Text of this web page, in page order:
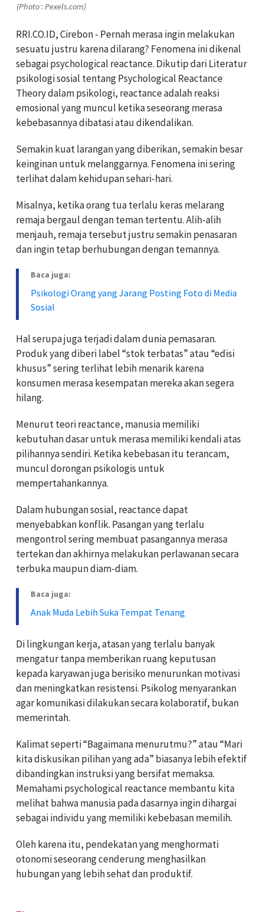
(Photo : Pexels.com)
RRI.CO.ID, Cirebon - Pernah merasa ingin melakukan
sesuatu justru karena dilarang? Fenomena ini dikenal
sebagai psychological reactance. Dikutip dari Literatur
psikologi sosial tentang Psychological Reactance
Theory dalam psikologi, reactance adalah reaksi
emosional yang muncul ketika seseorang merasa
kebebasannya dibatasi atau dikendalikan.
Semakin kuat larangan yang diberikan, semakin besar
keinginan untuk melanggarnya. Fenomena ini sering
terlihat dalam kehidupan sehari-hari.
Misalnya, ketika orang tua terlalu keras melarang
remaja bergaul dengan teman tertentu. Alih-alih
menjauh, remaja tersebut justru semakin penasaran
dan ingin tetap berhubungan dengan temannya.
Baca juga:
Psikologi Orang yang Jarang Posting Foto di Media
Sosial
Hal serupa juga terjadi dalam dunia pemasaran.
Produk yang diberi label “stok terbatas” atau “edisi
khusus” sering terlihat lebih menarik karena
konsumen merasa kesempatan mereka akan segera
hilang.
Menurut teori reactance, manusia memiliki
kebutuhan dasar untuk merasa memiliki kendali atas
pilihannya sendiri. Ketika kebebasan itu terancam,
muncul dorongan psikologis untuk
mempertahankannya.
Dalam hubungan sosial, reactance dapat
menyebabkan konflik. Pasangan yang terlalu
mengontrol sering membuat pasangannya merasa
tertekan dan akhirnya melakukan perlawanan secara
terbuka maupun diam-diam.
Baca juga:
Anak Muda Lebih Suka Tempat Tenang
Di lingkungan kerja, atasan yang terlalu banyak
mengatur tanpa memberikan ruang keputusan
kepada karyawan juga berisiko menurunkan motivasi
dan meningkatkan resistensi. Psikolog menyarankan
agar komunikasi dilakukan secara kolaboratif, bukan
memerintah.
Kalimat seperti “Bagaimana menurutmu?” atau “Mari
kita diskusikan pilihan yang ada” biasanya lebih efektif
dibandingkan instruksi yang bersifat memaksa.
Memahami psychological reactance membantu kita
melihat bahwa manusia pada dasarnya ingin dihargai
sebagai individu yang memiliki kebebasan memilih.
Oleh karena itu, pendekatan yang menghormati
otonomi seseorang cenderung menghasilkan
hubungan yang lebih sehat dan produktif.